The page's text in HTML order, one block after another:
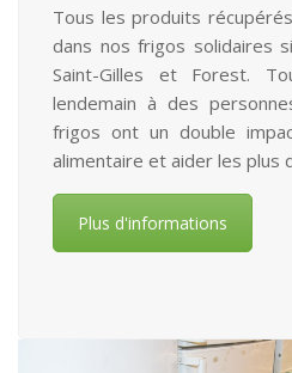
Tous les produits
dans nos frigos solidaires
Saint-Gilles et Forest.
lendemain à des
frigos ont un double
alimentaire et aider les plus
Plus d'informations